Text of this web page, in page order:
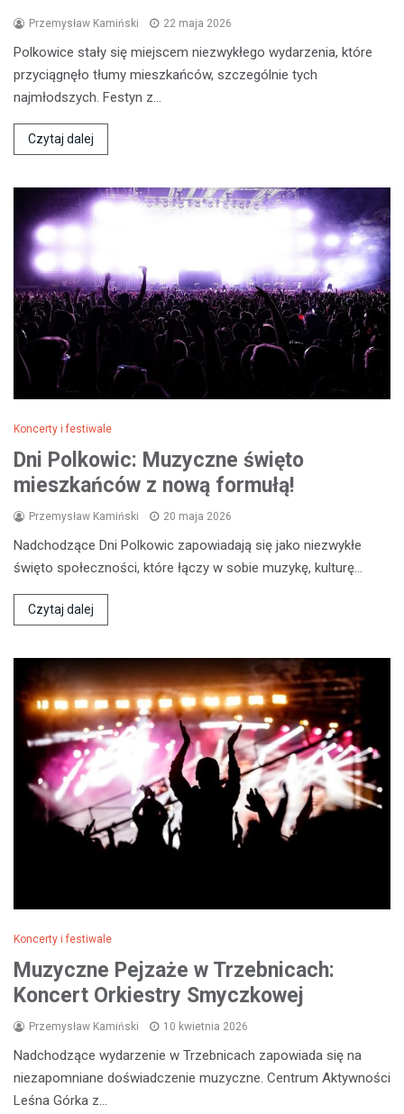
Przemysław Kamiński 22 maja 2026
Polkowice stały się miejscem niezwykłego wydarzenia, które
przyciągnęło tłumy mieszkańców, szczególnie tych
najmłodszych. Festyn z…
Czytaj dalej
Koncerty i festiwale
Dni Polkowic: Muzyczne święto
mieszkańców z nową formułą!
Przemysław Kamiński 20 maja 2026
Nadchodzące Dni Polkowic zapowiadają się jako niezwykłe
święto społeczności, które łączy w sobie muzykę, kulturę…
Czytaj dalej
Koncerty i festiwale
Muzyczne Pejzaże w Trzebnicach:
Koncert Orkiestry Smyczkowej
Przemysław Kamiński 10 kwietnia 2026
Nadchodzące wydarzenie w Trzebnicach zapowiada się na
niezapomniane doświadczenie muzyczne. Centrum Aktywności
Leśna Górka z…